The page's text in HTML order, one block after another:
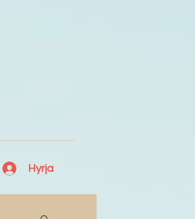
Hyrja